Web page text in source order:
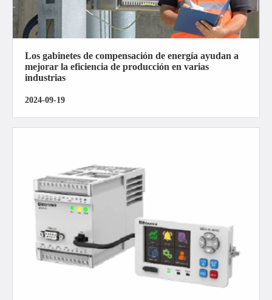
Los gabinetes de compensación de energía ayudan a
mejorar la eficiencia de producción en varias
industrias
2024-09-19